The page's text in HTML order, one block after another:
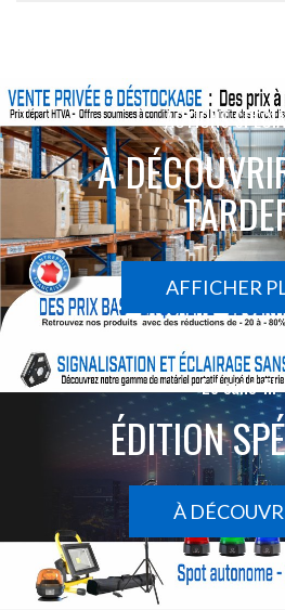
ACTIONS
À
AFFICHER
Le sans-fil
ÉDITION
À